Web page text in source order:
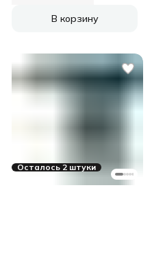
В корзину
Осталось 2 штуки